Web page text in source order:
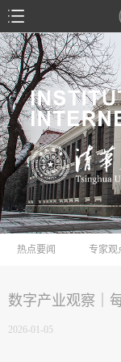
热点要闻 专家观
数字产业观察｜
2026-01-05